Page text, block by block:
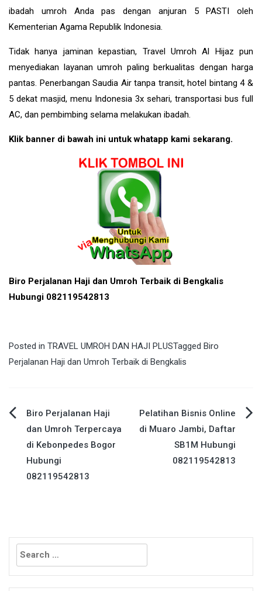
ibadah umroh Anda pas dengan anjuran 5 PASTI oleh
Kementerian Agama Republik Indonesia.
Tidak hanya jaminan kepastian, Travel Umroh Al Hijaz pun
menyediakan layanan umroh paling berkualitas dengan harga
pantas. Penerbangan Saudia Air tanpa transit, hotel bintang 4 &
5 dekat masjid, menu Indonesia 3x sehari, transportasi bus full
AC, dan pembimbing selama melakukan ibadah.
Klik banner di bawah ini untuk whatapp kami sekarang.
Biro Perjalanan Haji dan Umroh Terbaik di Bengkalis
Hubungi 082119542813
Posted in TRAVEL UMROH DAN HAJI PLUSTagged Biro
Perjalanan Haji dan Umroh Terbaik di Bengkalis
Post
navigation
Biro Perjalanan Haji
dan Umroh Terpercaya
di Kebonpedes Bogor
Hubungi
082119542813
Pelatihan Bisnis Online
di Muaro Jambi, Daftar
SB1M Hubungi
082119542813
Search
for: